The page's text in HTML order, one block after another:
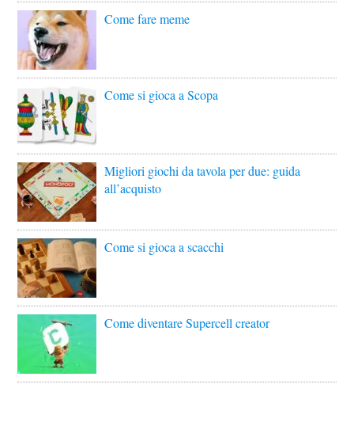
Come fare meme
Come si gioca a Scopa
Migliori giochi da tavola per due: guida
all’acquisto
Come si gioca a scacchi
Come diventare Supercell creator